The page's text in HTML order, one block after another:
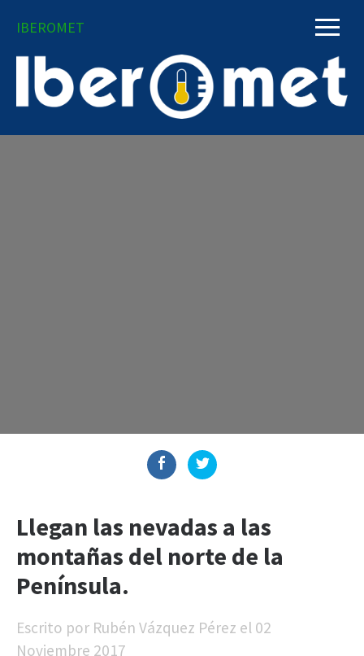
IBEROMET
Llegan las nevadas a las
montañas del norte de la
Península.
Escrito por Rubén Vázquez Pérez el 02
Noviembre 2017